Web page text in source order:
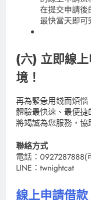
在提交申請後
最快當天即可
(六) 立即線
境！
再為緊急用錢而煩惱
體驗最快速、最便捷
將竭誠為您服務，協
聯絡方式
電話：0927287888(
LINE：twnightcat
線上申請借款